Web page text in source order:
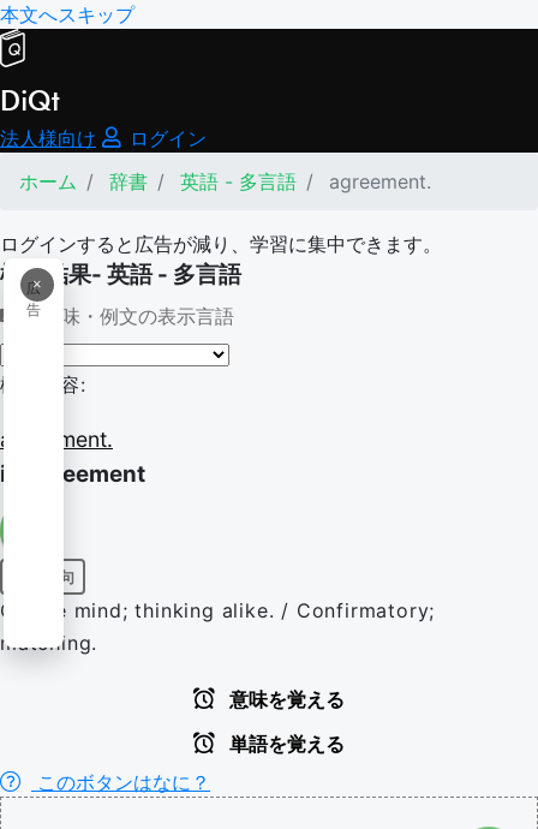
本文へスキップ
DiQt
法人様向け
ログイン
ホーム
辞書 英語 - 多言語 agreement.
ログインすると広告が減り、学習に集中できます。
×
広
告
検索結果- 英語 - 多言語
意味・例文の表示言語
検索内容:
agreement.
in agreement
前置詞句
Of one mind; thinking alike. / Confirmatory;
matching.
意味を覚える
単語を覚える
このボタンはなに？